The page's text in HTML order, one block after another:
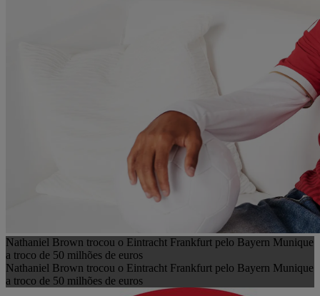
Nathaniel Brown trocou o Eintracht Frankfurt pelo Bayern Munique
a troco de 50 milhões de euros
Nathaniel Brown trocou o Eintracht Frankfurt pelo Bayern Munique
a troco de 50 milhões de euros